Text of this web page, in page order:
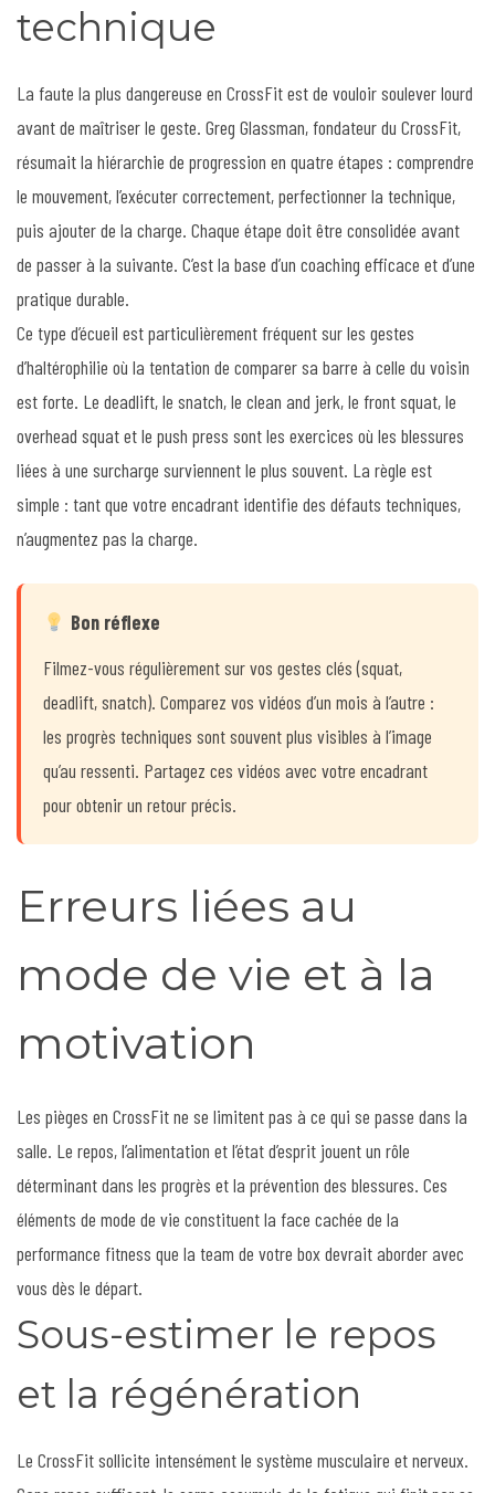
technique
La faute la plus dangereuse en CrossFit est de vouloir soulever lourd
avant de maîtriser le geste. Greg Glassman, fondateur du CrossFit,
résumait la hiérarchie de progression en quatre étapes : comprendre
le mouvement, l’exécuter correctement, perfectionner la technique,
puis ajouter de la charge. Chaque étape doit être consolidée avant
de passer à la suivante. C’est la base d’un coaching efficace et d’une
pratique durable.
Ce type d’écueil est particulièrement fréquent sur les gestes
d’haltérophilie où la tentation de comparer sa barre à celle du voisin
est forte. Le deadlift, le snatch, le clean and jerk, le front squat, le
overhead squat et le push press sont les exercices où les blessures
liées à une surcharge surviennent le plus souvent. La règle est
simple : tant que votre encadrant identifie des défauts techniques,
n’augmentez pas la charge.
Bon réflexe
Filmez-vous régulièrement sur vos gestes clés (squat,
deadlift, snatch). Comparez vos vidéos d’un mois à l’autre :
les progrès techniques sont souvent plus visibles à l’image
qu’au ressenti. Partagez ces vidéos avec votre encadrant
pour obtenir un retour précis.
Erreurs liées au
mode de vie et à la
motivation
Les pièges en CrossFit ne se limitent pas à ce qui se passe dans la
salle. Le repos, l’alimentation et l’état d’esprit jouent un rôle
déterminant dans les progrès et la prévention des blessures. Ces
éléments de mode de vie constituent la face cachée de la
performance fitness que la team de votre box devrait aborder avec
vous dès le départ.
Sous-estimer le repos
et la régénération
Le CrossFit sollicite intensément le système musculaire et nerveux.